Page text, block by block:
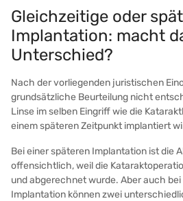
Gleichzeitige oder
Implantation: macht
Unterschied?
Nach der vorliegenden juristischen
grundsätzliche Beurteilung nicht
Linse im selben Eingriff wie die
einem späteren Zeitpunkt implantiert
Bei einer späteren Implantation ist die
offensichtlich, weil die
und abgerechnet wurde. Aber auch
Implantation können zwei